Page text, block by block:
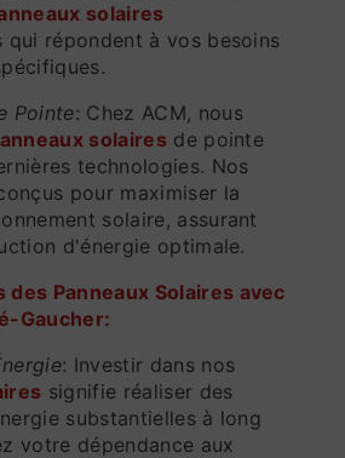
solaires
qui répondent à vos besoins
Pointe: Chez ACM, nous
solairesde pointe
technologies. Nos
pour maximiser la
solaire, assurant
d'énergie optimale.
Gaucher:
: Investir dans nos
signifie réaliser des
substantielles à long
votre dépendance aux